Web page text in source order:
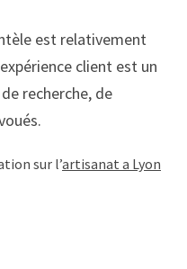
est relativement
client est un
recherche, de
sur l’artisanat a Lyon